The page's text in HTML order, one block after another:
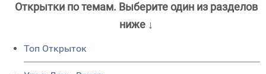
Открытки по темам. Выберите один из разделов
ниже ↓
Топ Открыток